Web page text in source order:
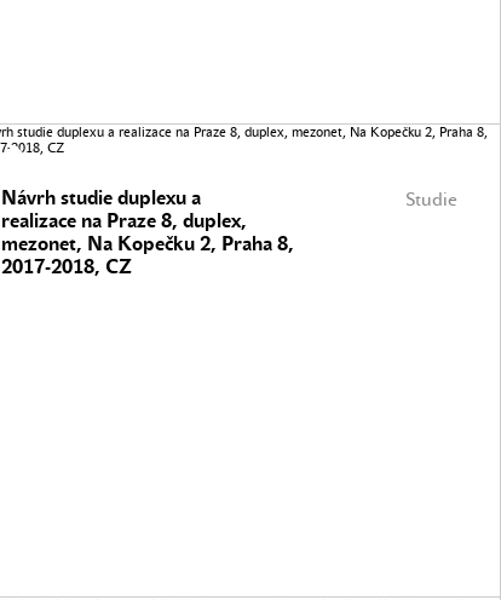
Studie
Návrh studie duplexu a
realizace na Praze 8, duplex,
mezonet, Na Kopečku 2, Praha 8,
2017-2018, CZ